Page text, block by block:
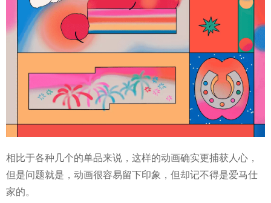
相比于各种几个的单品来说，这样的动画确实更捕获人心，
但是问题就是，动画很容易留下印象，但却记不得是爱马仕
家的。